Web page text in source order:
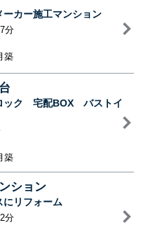
カー施工マンション
分
築
ック 宅配BOX バストイ
築
ション
リフォーム
分